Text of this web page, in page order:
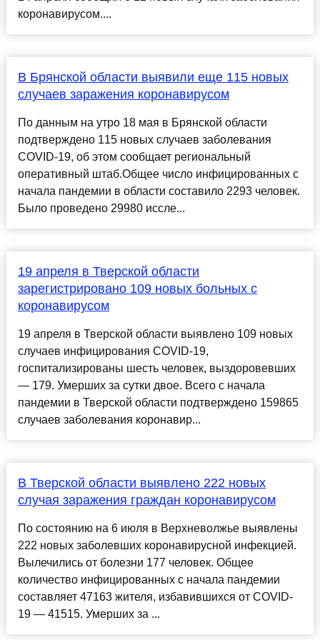
коронавирусом....
В Брянской области выявили еще 115 новых
случаев заражения коронавирусом
По данным на утро 18 мая в Брянской области
подтверждено 115 новых случаев заболевания
COVID-19, об этом сообщает региональный
оперативный штаб.Общее число инфицированных с
начала пандемии в области составило 2293 человек.
Было проведено 29980 иссле...
19 апреля в Тверской области
зарегистрировано 109 новых больных с
коронавирусом
19 апреля в Тверской области выявлено 109 новых
случаев инфицирования COVID-19,
госпитализированы шесть человек, выздоровевших
— 179. Умерших за сутки двое. Всего с начала
пандемии в Тверской области подтверждено 159865
случаев заболевания коронавир...
В Тверской области выявлено 222 новых
случая заражения граждан коронавирусом
По состоянию на 6 июля в Верхневолжье выявлены
222 новых заболевших коронавирусной инфекцией.
Вылечились от болезни 177 человек. Общее
количество инфицированных с начала пандемии
составляет 47163 жителя, избавившихся от COVID-
19 — 41515. Умерших за ...